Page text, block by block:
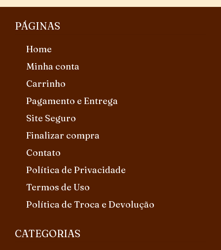
PÁGINAS
Home
Minha conta
Carrinho
Pagamento e Entrega
Site Seguro
Finalizar compra
Contato
Política de Privacidade
Termos de Uso
Política de Troca e Devolução
CATEGORIAS